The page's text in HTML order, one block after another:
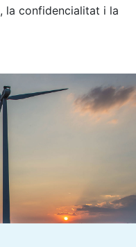
la confidencialitat i la